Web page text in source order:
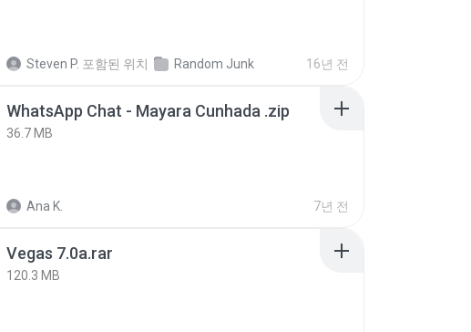
Steven P. 포함된 위치 Random Junk 16년 전
WhatsApp Chat - Mayara Cunhada .zip
36.7 MB
Ana K. 7년 전
Vegas 7.0a.rar
120.3 MB